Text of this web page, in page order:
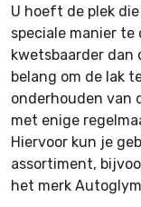
U hoeft de plek
speciale manier te
kwetsbaarder dan
belang om de lak
onderhouden van
met enige
Hiervoor kun je
assortiment,
het merk